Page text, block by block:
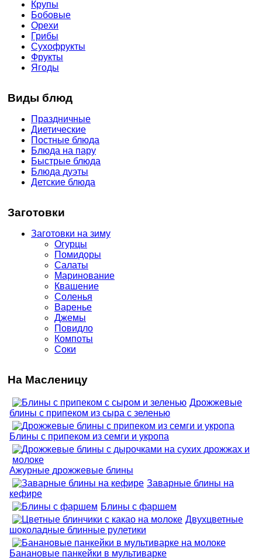
Крупы
Бобовые
Орехи
Грибы
Сухофрукты
Фрукты
Ягоды
Виды блюд
Праздничные
Диетические
Постные блюда
Блюда на пару
Быстрые блюда
Блюда дуэты
Детские блюда
Заготовки
Заготовки на зиму
Огурцы
Помидоры
Салаты
Маринование
Квашение
Соленья
Варенье
Джемы
Повидло
Компоты
Соки
На Масленицу
Дрожжевые
блины с припеком из сыра с зеленью
Блины с припеком из семги и укропа
Ажурные дрожжевые блины
Заварные блины на
кефире
Блины с фаршем
Двухцветные
шоколадные блинные рулетики
Банановые панкейки в мультиварке